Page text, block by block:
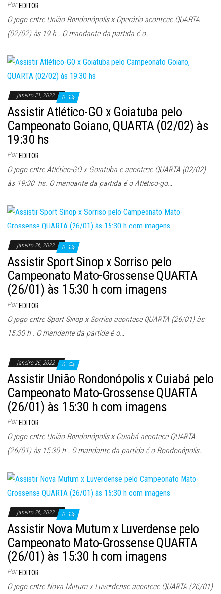
Por EDITOR
O jogo entre União Rondonópolis x Operário acontece QUARTA
(02/02) às 19 h . O mandante da partida é o…
janeiro 31, 2022 0
Assistir Atlético-GO x Goiatuba pelo
Campeonato Goiano, QUARTA (02/02) às
19:30 hs
Por EDITOR
O jogo entre Atlético-GO x Goiatuba e acontece QUARTA (02/02)
às 19:30 hs. O mandante da partida é o Atlético-go…
janeiro 26, 2022 0
Assistir Sport Sinop x Sorriso pelo
Campeonato Mato-Grossense QUARTA
(26/01) às 15:30 h com imagens
Por EDITOR
O jogo entre Sport Sinop x Sorriso acontece QUARTA (26/01) às
15:30 h . O mandante da partida é o…
janeiro 26, 2022 0
Assistir União Rondonópolis x Cuiabá pelo
Campeonato Mato-Grossense QUARTA
(26/01) às 15:30 h com imagens
Por EDITOR
O jogo entre União Rondonópolis x Cuiabá acontece QUARTA
(26/01) às 15:30 h . O mandante da partida é o Rondonópolis…
janeiro 26, 2022 0
Assistir Nova Mutum x Luverdense pelo
Campeonato Mato-Grossense QUARTA
(26/01) às 15:30 h com imagens
Por EDITOR
O jogo entre Nova Mutum x Luverdense acontece QUARTA (26/01)